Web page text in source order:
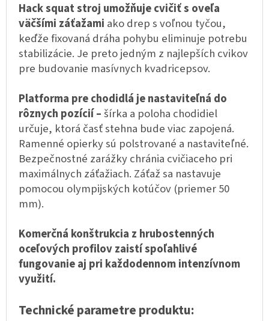
Hack squat stroj umožňuje cvičiť s oveľa
väčšími záťažami ako drep s voľnou tyčou,
keďže fixovaná dráha pohybu eliminuje potrebu
stabilizácie. Je preto jedným z najlepších cvikov
pre budovanie masívnych kvadricepsov.
Platforma pre chodidlá je nastaviteľná do
rôznych pozícií –šírka a poloha chodidiel
určuje, ktorá časť stehna bude viac zapojená.
Ramenné opierky sú polstrované a nastaviteľné.
Bezpečnostné zarážky chránia cvičiaceho pri
maximálnych záťažiach. Záťaž sa nastavuje
pomocou olympijských kotúčov (priemer 50
mm).
Komerčná konštrukcia z hrubostenných
oceľových profilov zaistí spoľahlivé
fungovanie aj pri každodennom intenzívnom
využití.
Technické parametre produktu: